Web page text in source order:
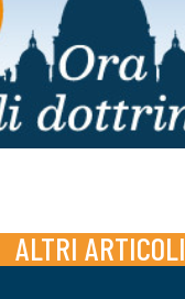
ALTRI ARTICOLI